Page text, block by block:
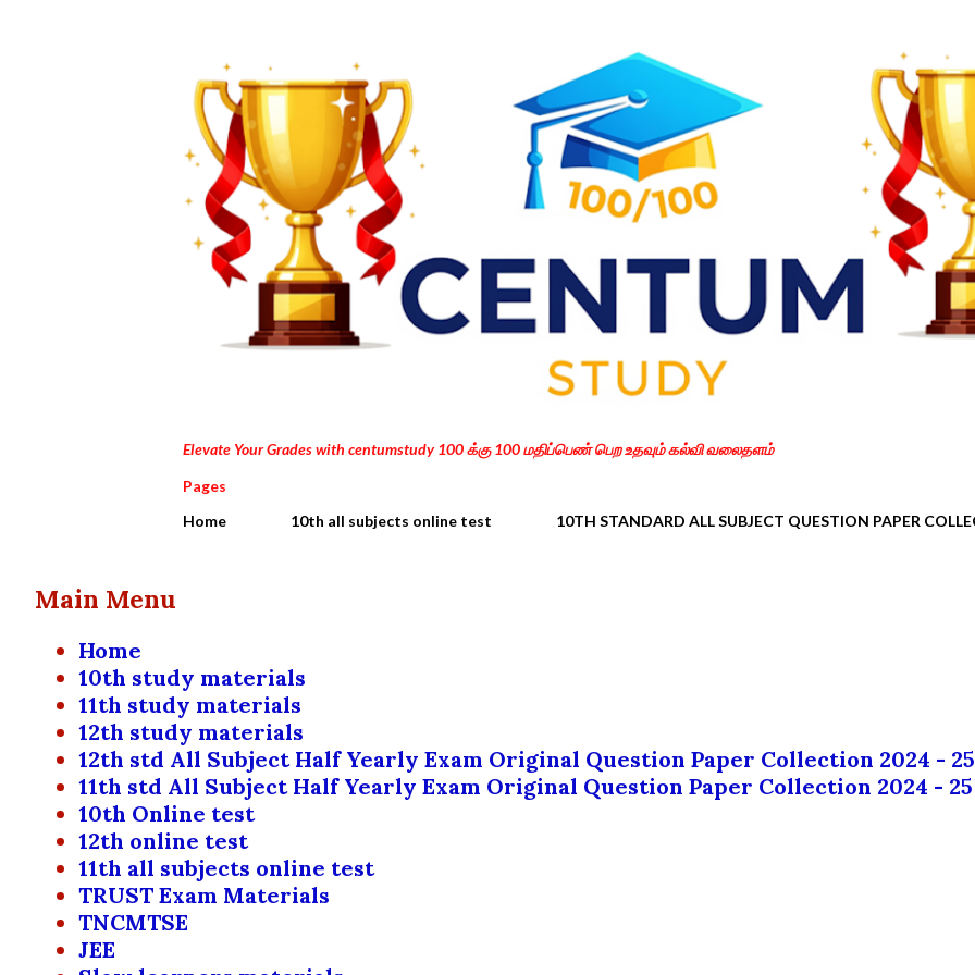
Elevate Your Grades with centumstudy 100 க்கு 100 மதிப்பெண் பெற உதவும் கல்வி வலைதளம்
Pages
Home
10th all subjects online test 10TH STANDARD ALL SUBJECT QUESTION PAPER
Main Menu
Home
10th study materials
11th study materials
12th study materials
12th std All Subject Half Yearly Exam Original Question Paper Collection 2024 - 25
11th std All Subject Half Yearly Exam Original Question Paper Collection 2024 - 25
10th Online test
12th online test
11th all subjects online test
TRUST Exam Materials
TNCMTSE
JEE